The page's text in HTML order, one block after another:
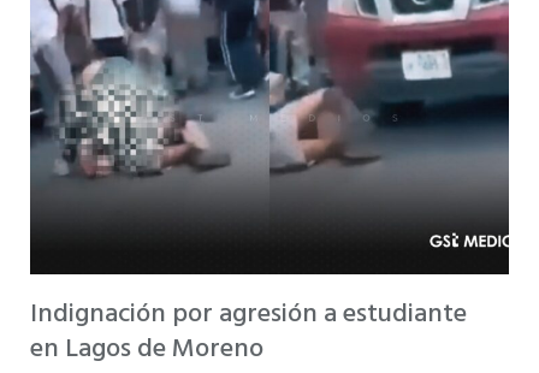
Indignación por agresión a estudiante
en Lagos de Moreno